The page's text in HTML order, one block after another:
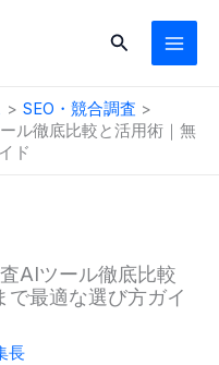
検
SEO・競合調査
ル徹底比較と活用術｜無
ド
AIツール徹底比較
で最適な選び方ガイ
長